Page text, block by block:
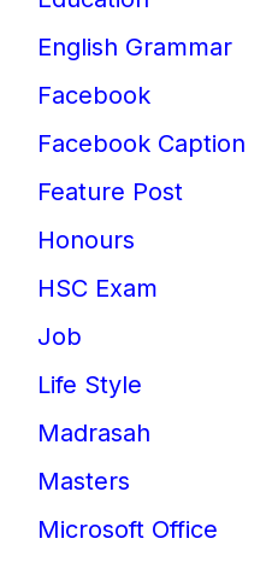
English Grammar
Facebook
Facebook Caption
Feature Post
Honours
HSC Exam
Job
Life Style
Madrasah
Masters
Microsoft Office